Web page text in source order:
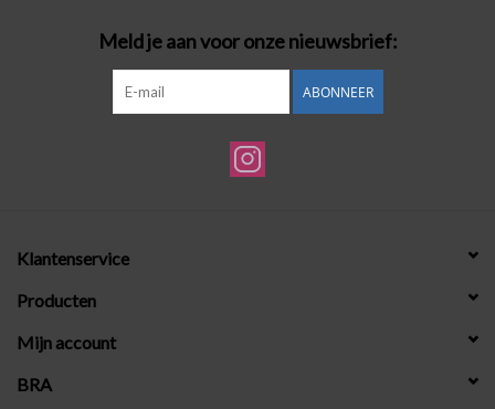
Meld je aan voor onze nieuwsbrief:
ABONNEER
Klantenservice
Producten
Mijn account
BRA